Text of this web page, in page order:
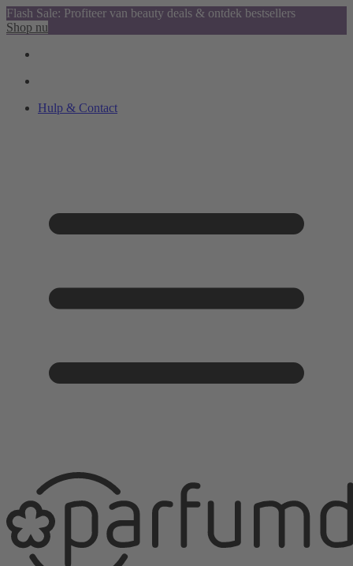
Flash Sale: Profiteer van beauty deals & ontdek bestsellers
Shop nu
Hulp & Contact